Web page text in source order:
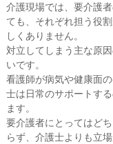
ッ介護現場では、要介護
ても、それぞれ担う役
しくありません。
対立してしまう主な原
いです。
看護師が病気や健康面
士は日常のサポートす
ます。
要介護者にとってはど
らず、介護士よりも立